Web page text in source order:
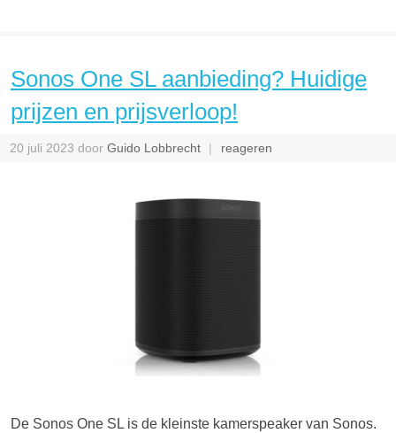
Sonos One SL aanbieding? Huidige
prijzen en prijsverloop!
20 juli 2023 door Guido Lobbrecht reageren
De Sonos One SL is de kleinste kamerspeaker van Sonos.